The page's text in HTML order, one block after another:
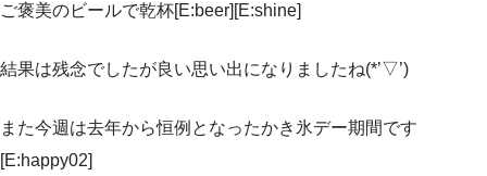
ご褒美のビールで乾杯[E:beer][E:shine]
結果は残念でしたが良い思い出になりましたね(*’▽’)
また今週は去年から恒例となったかき氷デー期間です
[E:happy02]